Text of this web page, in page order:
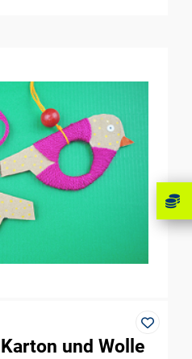
und Wolle